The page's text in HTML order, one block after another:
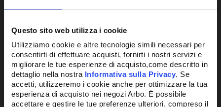
Questo sito web utilizza i cookie
Utilizziamo cookie e altre tecnologie simili necessari per
consentirti di effettuare acquisti, fornirti i nostri servizi e
migliorare le tue esperienze di acquisto,come descritto in
dettaglio nella nostra Informativa sulla Privacy. Se
accetti, utilizzeremo i cookie anche per ottimizzare la tua
esperienza di acquisto nei negozi Arbo. É possibile
accettare e gestire le tue preferenze ulteriori, compreso il
Potrebbe anche interessarti